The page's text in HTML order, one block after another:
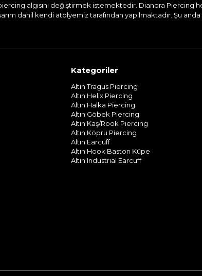
algısını değiştirmek istemektedir. Dianora Piercing
dahil kendi atölyemiz tarafından yapılmaktadır. Şu
Kategoriler
Altın Tragus Piercing
Altın Helix Piercing
Altın Halka Piercing
Altın Göbek Piercing
Altın Kaş/Rook Piercing
Altın Köprü Piercing
Altın Earcuff
Altın Hook Baston Küpe
Altın Industrial Earcuff